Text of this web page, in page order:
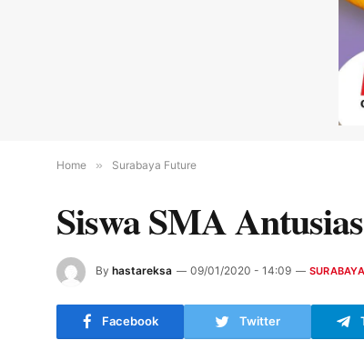
Home » Surabaya Future
Siswa SMA
By hastareksa 09/01/2020 - 14:09
Facebook Twitter